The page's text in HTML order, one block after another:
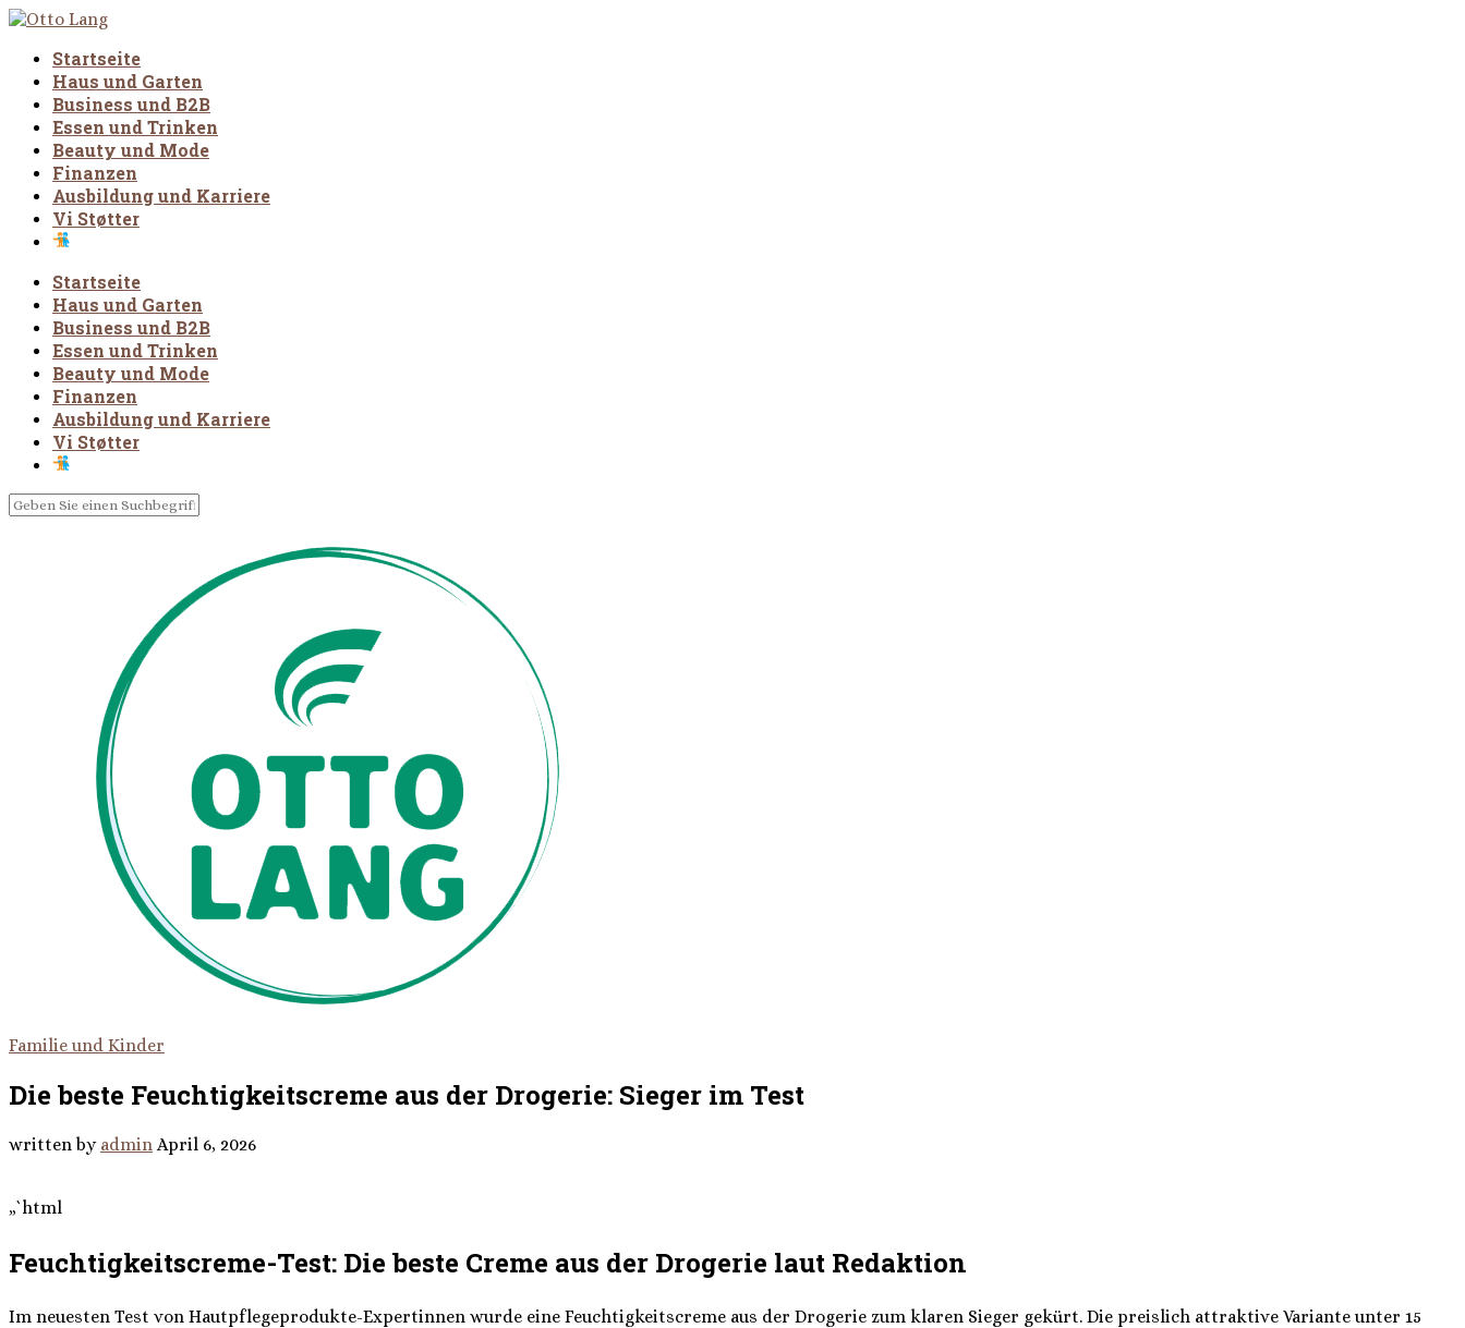
Startseite
Haus und Garten
Business und B2B
Essen und Trinken
Beauty und Mode
Finanzen
Ausbildung und Karriere
Vi Støtter
Startseite
Haus und Garten
Business und B2B
Essen und Trinken
Beauty und Mode
Finanzen
Ausbildung und Karriere
Vi Støtter
Familie und Kinder
Die beste Feuchtigkeitscreme aus der Drogerie: Sieger im Test
written by admin April 6, 2026
„`html
Feuchtigkeitscreme-Test: Die beste Creme aus der Drogerie laut Redaktion
Im neuesten Test von Hautpflegeprodukte-Expertinnen wurde eine Feuchtigkeitscreme aus der Drogerie zum klaren Sieger gekürt. Die preislich attraktive Variante unter 15